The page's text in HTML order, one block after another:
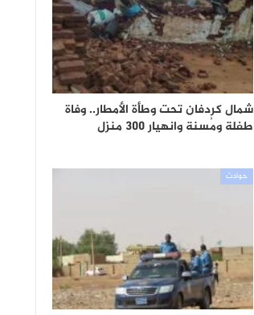
شمال كردفان تحت وطأة الأمطار.. وفاة
طفلة ومُسنة وانهيار 300 منزل
حوادث